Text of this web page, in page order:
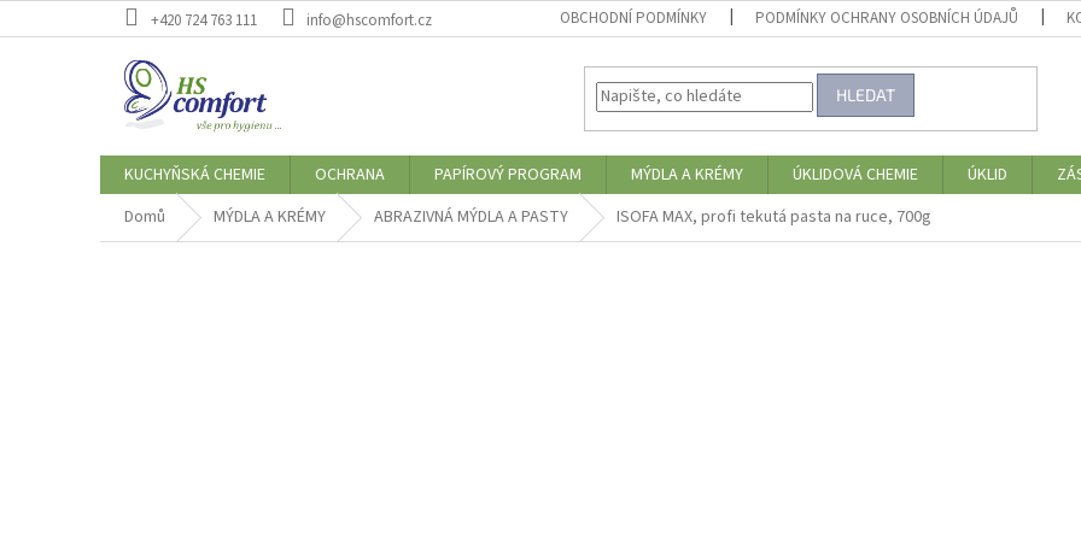
na
+420 724 763 111 info@hscomfort.cz OBCHODNÍ PODMÍNKY PODMÍNKY OCHRANY OSOBNÍCH ÚDAJŮ
HLEDAT
KUCHYŇSKÁ CHEMIE OCHRANA PAPÍROVÝ PROGRAM MÝDLA A KRÉMY ÚKLIDOVÁ CHEMIE ÚKLID
Domů
MÝDLA A KRÉMY ABRAZIVNÁ MÝDLA A PASTY ISOFA MAX, profi tekutá pasta na ruce, 700g